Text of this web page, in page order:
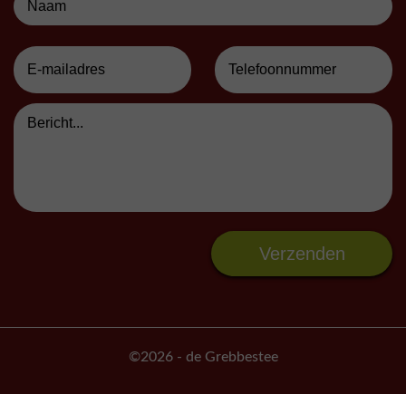
©2026- de Grebbestee